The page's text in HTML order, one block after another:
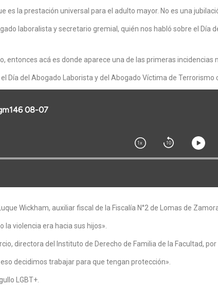
es la prestación universal para el adulto mayor. No es una
laboralista y secretario gremial, quién nos habló sobre el
entonces acá es donde aparece una de las primeras incidencias
Día del Abogado Laborista y del Abogado Víctima de Terrorismo
Wickham, auxiliar fiscal de la Fiscalía N°2 de Lomas de
la violencia era hacia sus hijos».
directora del Instituto de Derecho de Familia de la Facultad, por
decidimos trabajar para que tengan protección».
LGBT+.